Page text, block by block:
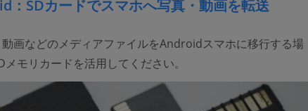
：SDカードでスマホへ写真・動画を転送
画などのメディアファイルをAndroidスマホに移行する場
モリカードを活用してください。